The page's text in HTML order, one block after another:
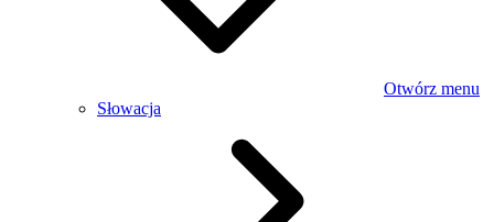
Otwórz menu
Słowacja